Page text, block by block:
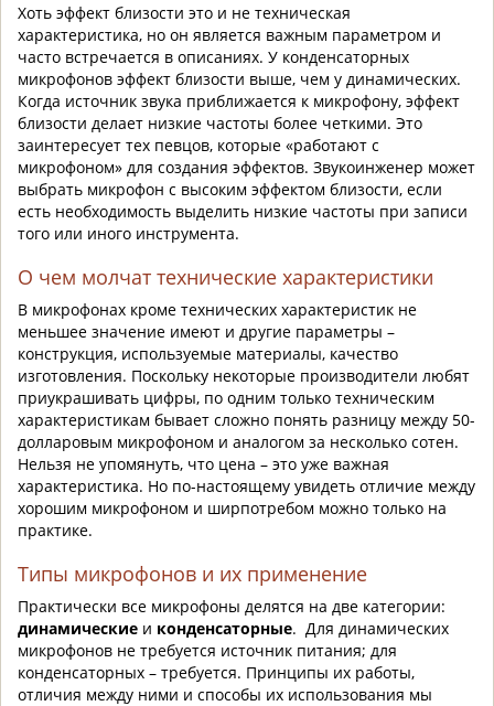
Хоть эффект близости это и не техническая
характеристика, но он является важным параметром и
часто встречается в описаниях. У конденсаторных
микрофонов эффект близости выше, чем у динамических.
Когда источник звука приближается к микрофону, эффект
близости делает низкие частоты более четкими. Это
заинтересует тех певцов, которые «работают с
микрофоном» для создания эффектов. Звукоинженер может
выбрать микрофон с высоким эффектом близости, если
есть необходимость выделить низкие частоты при записи
того или иного инструмента.
О чем молчат технические характеристики
В микрофонах кроме технических характеристик не
меньшее значение имеют и другие параметры –
конструкция, используемые материалы, качество
изготовления. Поскольку некоторые производители любят
приукрашивать цифры, по одним только техническим
характеристикам бывает сложно понять разницу между 50-
долларовым микрофоном и аналогом за несколько сотен.
Нельзя не упомянуть, что цена – это уже важная
характеристика. Но по-настоящему увидеть отличие между
хорошим микрофоном и ширпотребом можно только на
практике.
Типы микрофонов и их применение
Практически все микрофоны делятся на две категории:
динамические и конденсаторные. Для динамических
микрофонов не требуется источник питания; для
конденсаторных – требуется. Принципы их работы,
отличия между ними и способы их использования мы